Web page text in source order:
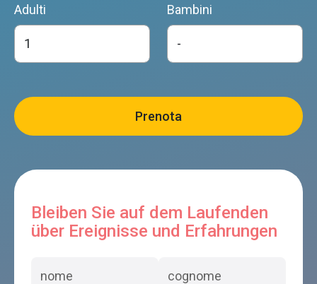
Adulti Bambini
Bleiben Sie auf dem Laufenden
über Ereignisse und Erfahrungen